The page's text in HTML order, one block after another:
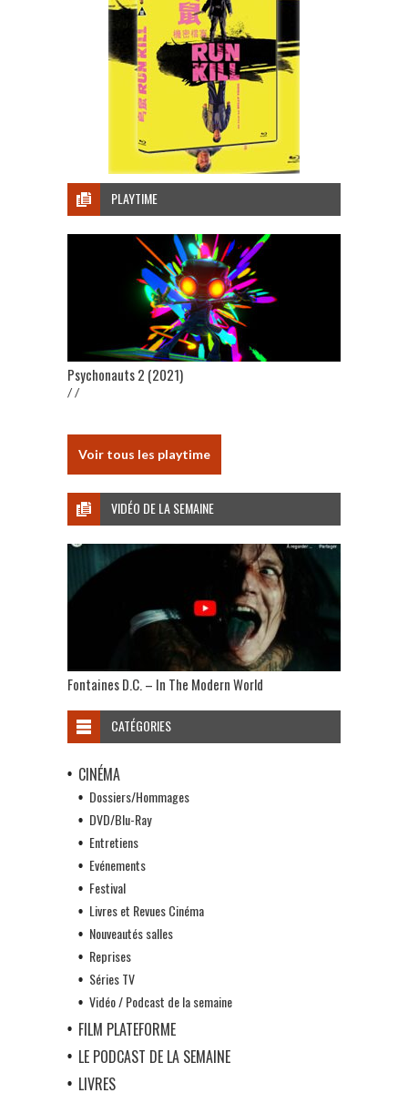
PLAYTIME
Psychonauts 2 (2021)
/ /
Voir tous les playtime
VIDÉO DE LA SEMAINE
Fontaines D.C. – In The Modern World
CATÉGORIES
CINÉMA
Dossiers/Hommages
DVD/Blu-Ray
Entretiens
Evénements
Festival
Livres et Revues Cinéma
Nouveautés salles
Reprises
Séries TV
Vidéo / Podcast de la semaine
FILM PLATEFORME
LE PODCAST DE LA SEMAINE
LIVRES